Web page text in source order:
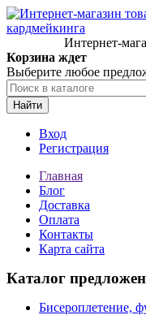
Интернет-
Корзина ждет
Выберите любое
Найти
Вход
Регистрация
Главная
Блог
Доставка
Оплата
Контакты
Карта сайта
Каталог
Бисероплетение,